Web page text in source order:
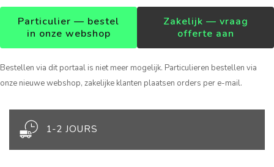
Particulier — bestel
in onze webshop
Zakelijk — vraag
offerte aan
Bestellen via dit portaal is niet meer mogelijk. Particulieren bestellen via
onze nieuwe webshop, zakelijke klanten plaatsen orders per e-mail.
1-2 JOURS